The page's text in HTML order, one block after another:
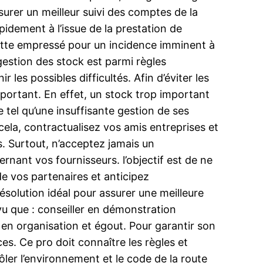
un meilleur suivi des comptes de la
à l’issue de la prestation de
empressé pour un incidence imminent à
des stock est parmi règles
les possibles difficultés. Afin d’éviter les
En effet, un stock trop important
qu’une insuffisante gestion de ses
contractualisez vos amis entreprises et
n’acceptez jamais un
vos fournisseurs. l’objectif est de ne
vos partenaires et anticipez
idéal pour assurer une meilleure
que : conseiller en démonstration
organisation et égout. Pour garantir son
Ce pro doit connaître les règles et
l’environnement et le code de la route